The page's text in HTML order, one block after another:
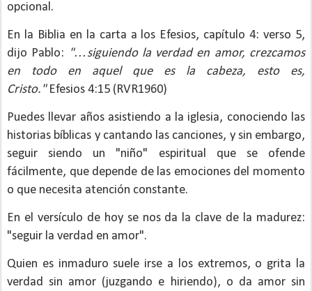
opcional.
En la Biblia en la carta a los Efesios, capítulo 4: verso 5,
dijo Pablo: "…siguiendo la verdad en amor, crezcamos
en todo en aquel que es la cabeza, esto es,
Cristo."Efesios 4:15 (RVR1960)
Puedes llevar años asistiendo a la iglesia, conociendo las
historias bíblicas y cantando las canciones, y sin embargo,
seguir siendo un "niño" espiritual que se ofende
fácilmente, que depende de las emociones del momento
o que necesita atención constante.
En el versículo de hoy se nos da la clave de la madurez:
"seguir la verdad en amor".
Quien es inmaduro suele irse a los extremos, o grita la
verdad sin amor (juzgando e hiriendo), o da amor sin